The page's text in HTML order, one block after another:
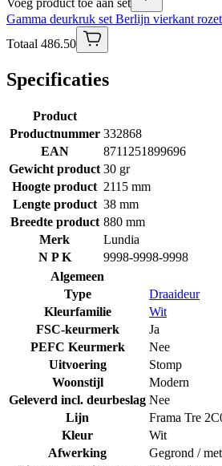
Voeg product toe aan set
Gamma deurkruk set Berlijn vierkant
Totaal 486.50
Specificaties
Product
Productnummer 332868
EAN
8711251899696
Gewicht product 30 gr
Hoogte product 2115 mm
Lengte product 38 mm
Breedte product 880 mm
Merk
Lundia
N P K
9998-9998-9998
Algemeen
Type
Draaideur
Kleurfamilie
Wit
FSC-keurmerk
Ja
PEFC Keurmerk
Nee
Uitvoering
Stomp
Woonstijl
Modern
Geleverd incl. deurbeslag Nee
Lijn
Frama Tre
Kleur
Wit
Afwerking
Gegrond /